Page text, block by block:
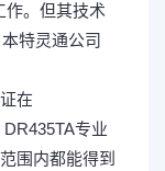
作。但其技术
特灵通公司
在
专业
围内都能得到